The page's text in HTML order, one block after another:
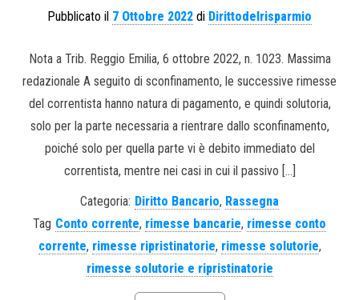
Pubblicato il 7 Ottobre 2022 di Dirittodelrisparmio
Nota a Trib. Reggio Emilia, 6 ottobre 2022, n. 1023. Massima
redazionale A seguito di sconfinamento, le successive rimesse
del correntista hanno natura di pagamento, e quindi solutoria,
solo per la parte necessaria a rientrare dallo sconfinamento,
poiché solo per quella parte vi è debito immediato del
correntista, mentre nei casi in cui il passivo […]
Categoria: Diritto Bancario, Rassegna
Tag Conto corrente, rimesse bancarie, rimesse conto
corrente, rimesse ripristinatorie, rimesse solutorie,
rimesse solutorie e ripristinatorie